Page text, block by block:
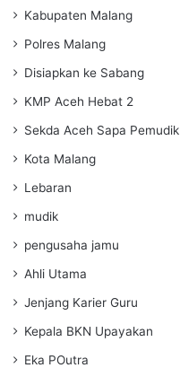
Kabupaten Malang
Polres Malang
Disiapkan ke Sabang
KMP Aceh Hebat 2
Sekda Aceh Sapa Pemudik
Kota Malang
Lebaran
mudik
pengusaha jamu
Ahli Utama
Jenjang Karier Guru
Kepala BKN Upayakan
Eka POutra